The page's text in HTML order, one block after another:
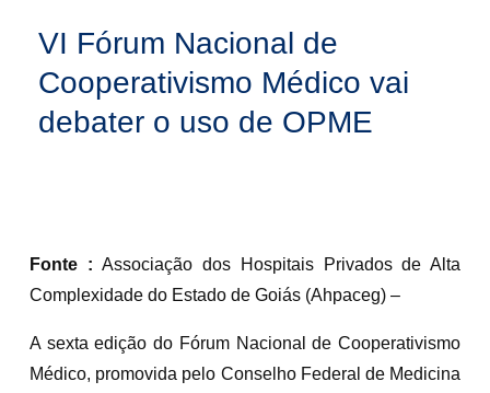
VI Fórum Nacional de
Cooperativismo Médico vai
debater o uso de OPME
Fonte : Associação dos Hospitais Privados de Alta
Complexidade do Estado de Goiás (Ahpaceg) –
A sexta edição do Fórum Nacional de Cooperativismo
Médico, promovida pelo Conselho Federal de Medicina